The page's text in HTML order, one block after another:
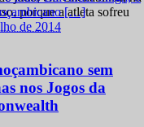
porque a atleta sofreu
de 2014
sem
nos Jogos da